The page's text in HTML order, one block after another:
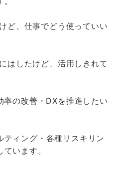
ど、仕事でどう使っていい
はしたけど、活用しきれて
率の改善・DXを推進したい
ィング・各種リスキリン
います。